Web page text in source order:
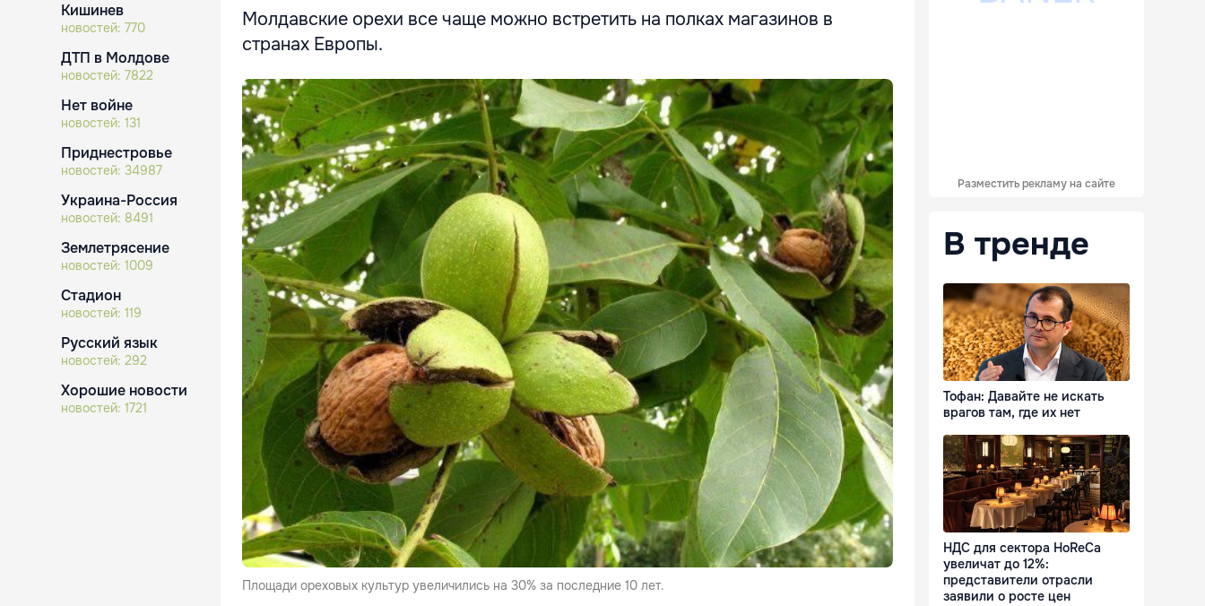
Кишинев
новостей: 770
ДТП в Молдове
новостей: 7822
Нет войне
новостей: 131
Приднестровье
новостей: 34987
Украина-Россия
новостей: 8491
Землетрясение
новостей: 1009
Стадион
новостей: 119
Русский язык
новостей: 292
Хорошие новости
новостей: 1721
Молдавские орехи все чаще можно встретить на полках магазинов в
странах Европы.
Площади ореховых культур увеличились на 30% за последние 10 лет.
Разместить рекламу на сайте
В тренде
Тофан: Давайте не искать
врагов там, где их нет
НДС для сектора HoReCa
увеличат до 12%:
представители отрасли
заявили о росте цен